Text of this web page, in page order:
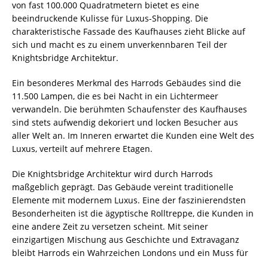
von fast 100.000 Quadratmetern bietet es eine
beeindruckende Kulisse für Luxus-Shopping. Die
charakteristische Fassade des Kaufhauses zieht Blicke auf
sich und macht es zu einem unverkennbaren Teil der
Knightsbridge Architektur.
Ein besonderes Merkmal des Harrods Gebäudes sind die
11.500 Lampen, die es bei Nacht in ein Lichtermeer
verwandeln. Die berühmten Schaufenster des Kaufhauses
sind stets aufwendig dekoriert und locken Besucher aus
aller Welt an. Im Inneren erwartet die Kunden eine Welt des
Luxus, verteilt auf mehrere Etagen.
Die Knightsbridge Architektur wird durch Harrods
maßgeblich geprägt. Das Gebäude vereint traditionelle
Elemente mit modernem Luxus. Eine der faszinierendsten
Besonderheiten ist die ägyptische Rolltreppe, die Kunden in
eine andere Zeit zu versetzen scheint. Mit seiner
einzigartigen Mischung aus Geschichte und Extravaganz
bleibt Harrods ein Wahrzeichen Londons und ein Muss für